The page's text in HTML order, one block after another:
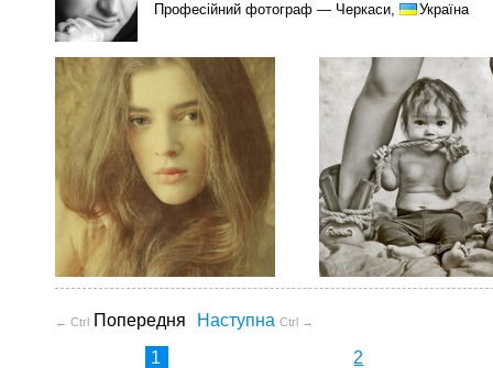
Професійний фотограф — Черкаси, Україна
← Ctrl Попередня Наступна Ctrl →
1 2